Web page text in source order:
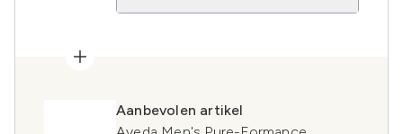
Aanbevolen artikel